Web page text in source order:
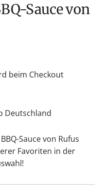
beim Checkout
Deutschland
Sauce von Rufus
Favoriten in der